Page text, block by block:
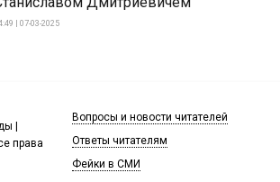
| 07-03-2025
|
права
Вопросы и новости читателей
Ответы читателям
Фейки в СМИ